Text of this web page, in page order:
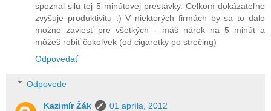
spoznal silu tej 5-minútovej prestávky. Celkom dokázateľne
zvyšuje produktivitu :) V niektorých firmách by sa to dalo
možno zaviesť pre všetkých - máš nárok na 5 minút a
môžeš robiť čokoľvek (od cigaretky po strečing)
Odpovedať
Odpovede
Kazimír Žák
01 apríla, 2012